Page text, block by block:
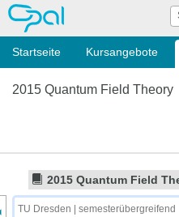
OPAL
Startseite Kursangebote
2015 Quantum Field Theory
2015 Quantum Field
des Kursmenüs
TU Dresden | semesterübergreifend